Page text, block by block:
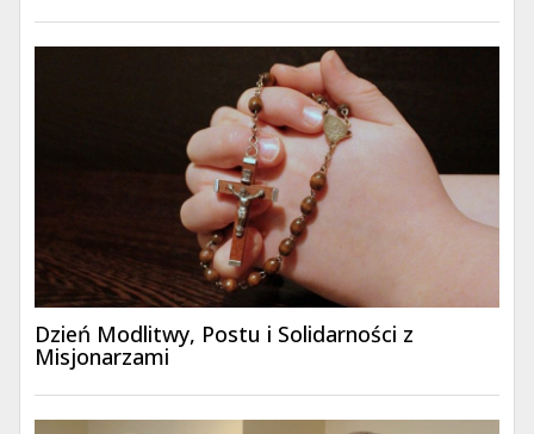
Dzień Modlitwy, Postu i Solidarności z
Misjonarzami